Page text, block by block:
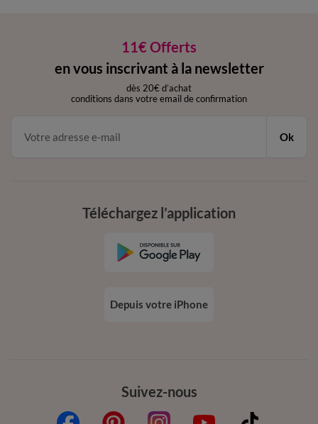
11€ Offerts
en vous inscrivant à la newsletter
dès 20€ d’achat
conditions dans votre email de confirmation
Ok
Suivez-nous
Téléchargez l’application
Depuis votre iPhone